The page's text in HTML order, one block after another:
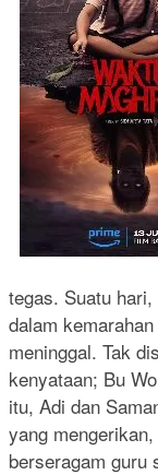
tegas. Suatu
dalam
meninggal. Tak
kenyataan; Bu
itu, Adi dan
yang
berseragam guru